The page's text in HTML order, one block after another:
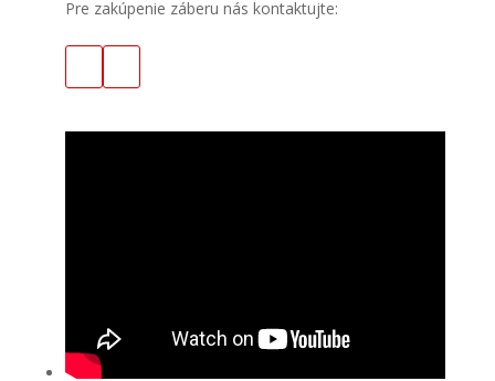
Pre zakúpenie záberu nás kontaktujte: